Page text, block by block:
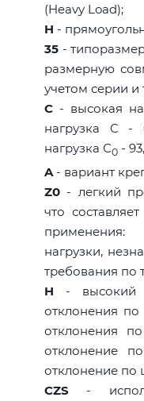
(Heavy Load);
H -
35 -
размерную
учетом серии и
C - высокая
нагрузка C -
нагрузка С0 -
A- вариант
Z0 - легкий
что
нагрузки,
требования по
H - высокий
отклонения
отклонения
отклонение
отклонение по
CZS -